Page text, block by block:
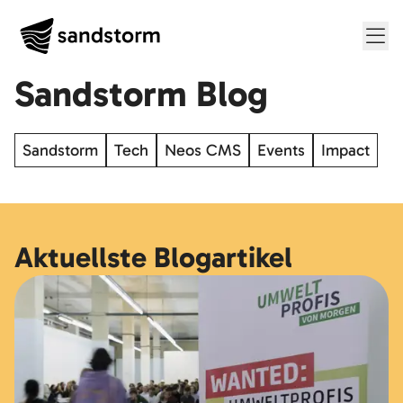
Sandstorm Blog
Sandstorm Tech Neos CMS Events Impact
Aktuellste Blogartikel